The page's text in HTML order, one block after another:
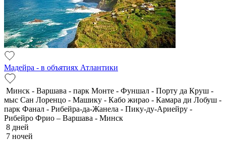
Мадейра - в объятиях Атлантики
Минск - Варшава - парк Монте - Фуншал - Порту да Круш -
мыс Сан Лоренцо - Машику - Кабо жирао - Камара ди Лобуш -
парк Фанал - Рибейра-да-Жанела - Пику-ду-Ариейру -
Рибейро Фрио – Варшава - Минск
8 дней
7 ночей